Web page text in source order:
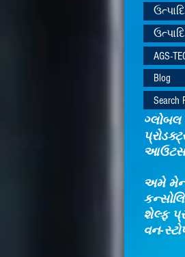
AGS-
Blog
Search
ગ્લોબલ
અમે
શેલ્ફ
વન-